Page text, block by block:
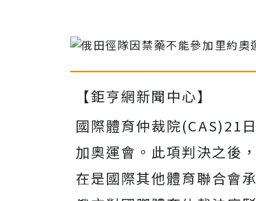
【鉅亨網新聞中心】
國際體育仲裁院(CAS)21
加奧運會。此項判決之後
在是國際其他體育聯合會